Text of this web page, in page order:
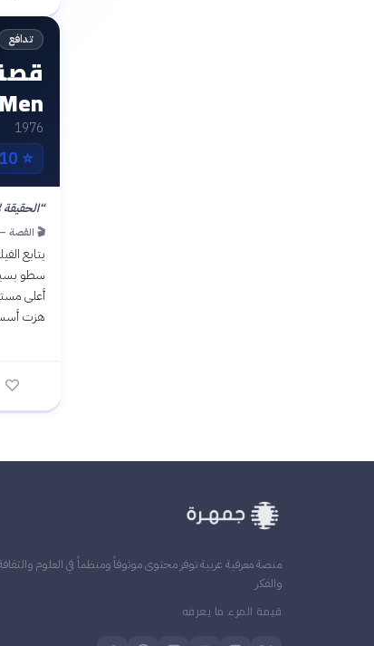
تدافع
1976
⭐
“الحقيقة
🎬 القصة
يتابع
أعلى
هزت أسس
منصة معرفية عربية توفر محتوى موثوقاً ومنظماً في العلوم
والفكر
قيمة المرء ما يعرفه